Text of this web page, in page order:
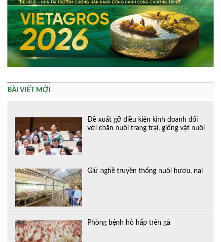
BÀI VIẾT MỚI
Đề xuất gỡ điều kiện kinh doanh đối
với chăn nuôi trang trại, giống vật nuôi
Giữ nghề truyền thống nuôi hươu, nai
Phòng bệnh hô hấp trên gà